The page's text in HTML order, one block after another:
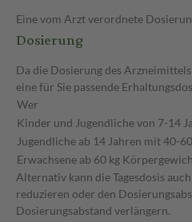
Eine vom Arzt verordnete
Dosierung
Da die Dosierung des
eine für Sie passende
Wer
Kinder und Jugendliche von 7-14
Jugendliche ab 14 Jahren mit 40-
Erwachsene ab 60 kg
Alternativ kann die Tagesdosis
reduzieren oder den
Dosierungsabstand verlängern.